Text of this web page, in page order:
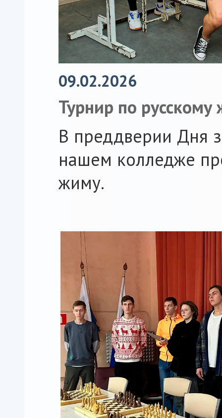
09.02.2026
Турнир по
В преддверии Дня
нашем колледже
жиму.